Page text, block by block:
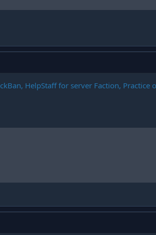
HelpStaff for server Faction, Practice